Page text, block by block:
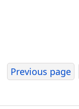
Previous page